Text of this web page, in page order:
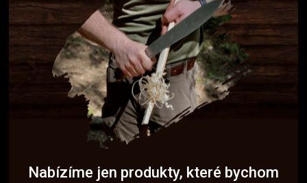
Nabízíme jen produkty, které bychom